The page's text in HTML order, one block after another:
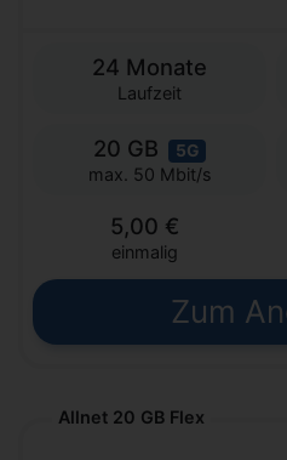
24 Monate
Laufzeit
20 GB 5G
max. 50 Mbit/s
5,00 €
einmalig
Zum
Allnet 20 GB Flex